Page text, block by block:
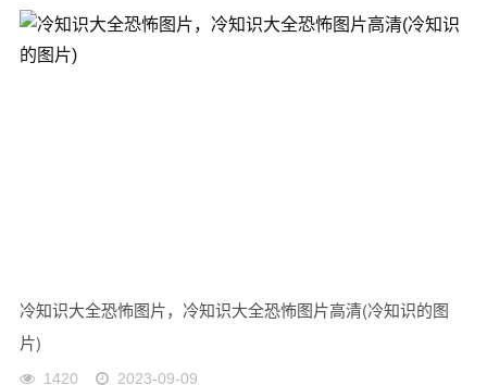
冷知识大全恐怖图片，冷知识大全恐怖图片高清(冷知识的图
片)
1420 2023-09-09